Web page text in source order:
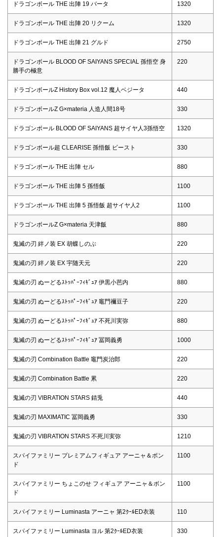
ドラゴンボール THE 出陣 19 バータ 1320
ドラゴンボール THE 出陣 20 リクーム 1320
ドラゴンボール THE 出陣 21 グルド 2750
ドラゴンボール BLOOD OF SAIYANS SPECIAL 孫悟空 身
勝手の極意
220
ドラゴンボールZ History Box vol.12 魔人ベジータ 440
ドラゴンボールZ G×materia 人造人間18号 330
ドラゴンボール BLOOD OF SAIYANS 超サイヤ人3孫悟空 1320
ドラゴンボール超 CLEARISE 孫悟飯 ビースト 330
ドラゴンボール THE 出陣 セル 880
ドラゴンボール THE 出陣 5 孫悟飯 1100
ドラゴンボール THE 出陣 5 孫悟飯 超サイヤ人2 1100
ドラゴンボールZ G×materia 天津飯 880
鬼滅の刃 絆ノ装 EX 胡蝶しのぶ 220
鬼滅の刃 絆ノ装 EX 宇随天元 220
鬼滅の刃 ぬーどるｽﾄｯﾊﾟｰﾌｨｷﾞｭｱ 伊黒小芭内 880
鬼滅の刃 ぬーどるｽﾄｯﾊﾟｰﾌｨｷﾞｭｱ 竈門禰豆子 220
鬼滅の刃 ぬーどるｽﾄｯﾊﾟｰﾌｨｷﾞｭｱ 不死川実弥 880
鬼滅の刃 ぬーどるｽﾄｯﾊﾟｰﾌｨｷﾞｭｱ 冨岡義勇 1000
鬼滅の刃 Combination Battle 竈門炭治郎 220
鬼滅の刃 Combination Battle 累 220
鬼滅の刃 VIBRATION STARS 錆兎 440
鬼滅の刃 MAXIMATIC 冨岡義勇 330
鬼滅の刃 VIBRATION STARS 不死川実弥 1210
スパイファミリー プレミアムフィギュア アーニャ＆ボン
ド
1100
スパイファミリー ちょこのせ フィギュア アーニャ＆ボン
ド
1100
スパイファミリー Luminasta アーニャ 第2ｸｰﾙED衣装 110
スパイファミリー Luminasta ヨル 第2ｸｰﾙED衣装 330